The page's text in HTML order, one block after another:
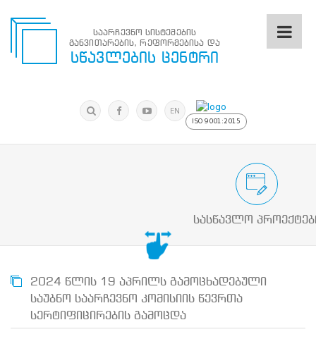
საარჩევნო
სისტემების
შესახებ
სტრუქტურული
ნორმატიული
საარჩევნო სისტემების
განვითარების, რეფორმებისა და
სწავლების ცენტრი
ძიება
მოძებნა EN
ISO 9001:2015
სასწავლო
საარჩევნო/სამოქალაქო
2024 წლის 19 აპრილს გამოცხადებული
საუბნო საარჩევნო კომისიის წევრთა
სერტიფიცირების გამოცდა